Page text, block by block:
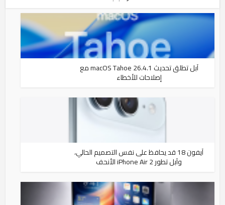
آبل تطلق تحديث macOS Tahoe 26.4.1 مع
إصلاحات للأخطاء
آيفون 18 قد يحافظ على نفس التصميم الحالي،
وآبل تطور iPhone Air 2 الأنحف